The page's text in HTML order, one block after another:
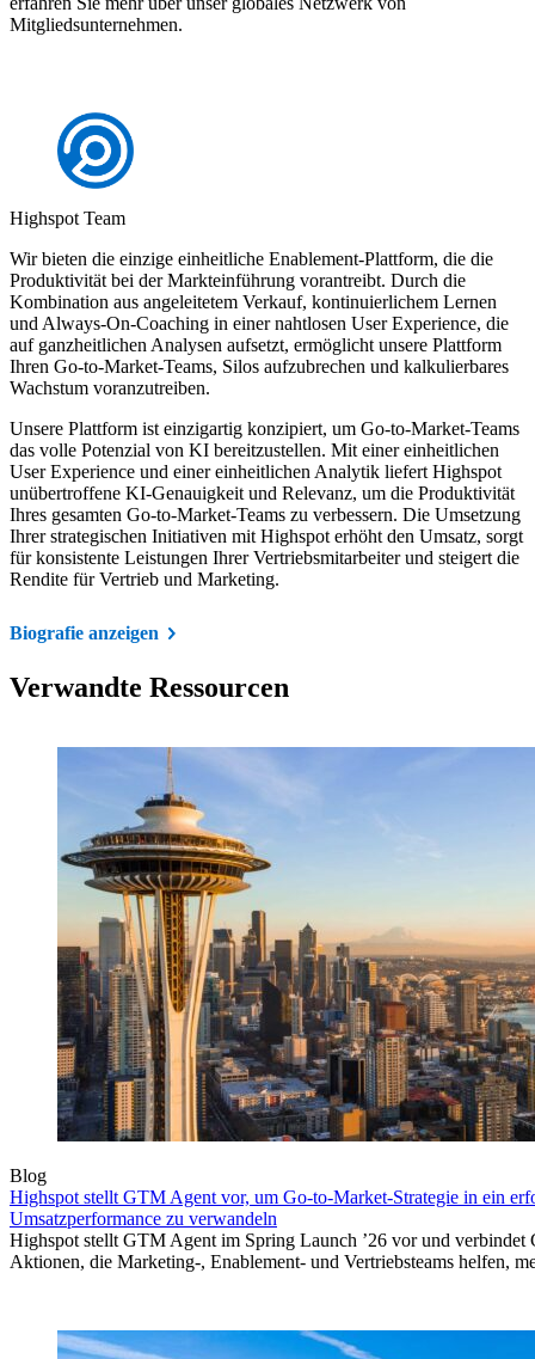
Mitgliedsunternehmen.
Highspot Team
Wir bieten die einzige einheitliche Enablement-Plattform, die die
Produktivität bei der Markteinführung vorantreibt. Durch die
Kombination aus angeleitetem Verkauf, kontinuierlichem Lernen
und Always-On-Coaching in einer nahtlosen User Experience, die
auf ganzheitlichen Analysen aufsetzt, ermöglicht unsere Plattform
Ihren Go-to-Market-Teams, Silos aufzubrechen und kalkulierbares
Wachstum voranzutreiben.
Unsere Plattform ist einzigartig konzipiert, um Go-to-Market-Teams
das volle Potenzial von KI bereitzustellen. Mit einer einheitlichen
User Experience und einer einheitlichen Analytik liefert Highspot
unübertroffene KI-Genauigkeit und Relevanz, um die Produktivität
Ihres gesamten Go-to-Market-Teams zu verbessern. Die Umsetzung
Ihrer strategischen Initiativen mit Highspot erhöht den Umsatz, sorgt
für konsistente Leistungen Ihrer Vertriebsmitarbeiter und steigert die
Rendite für Vertrieb und Marketing.
Biografie anzeigen
Verwandte Ressourcen
Blog
Highspot stellt GTM Agent vor, um Go-to-Market-Strategie in ein
Umsatzperformance zu verwandeln
Highspot stellt GTM Agent im Spring Launch ’26 vor und
Aktionen, die Marketing-, Enablement- und Vertriebsteams helfen,